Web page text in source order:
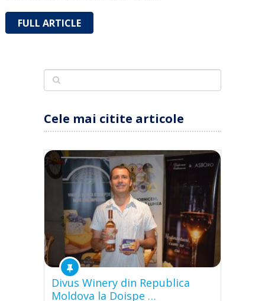
FULL ARTICLE
Cele mai citite articole
Divus Winery din Republica
Moldova la Doispe …